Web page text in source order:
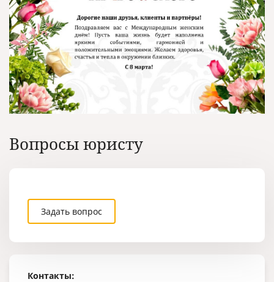
Контакты:
Вопросы юристу
Задать вопрос